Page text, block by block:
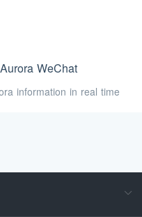
WeChat
information in real time